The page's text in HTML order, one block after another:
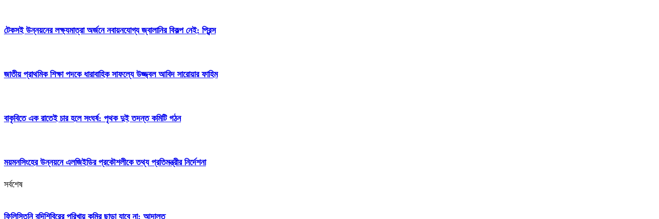
টেকসই উন্নয়নের লক্ষ্যমাত্রা অর্জনে নবায়নযোগ্য জ্বালানির বিকল্প নেই: প্রিন্স
জাতীয় প্রাথমিক শিক্ষা পদকে ধারাবাহিক সাফল্যে উজ্জ্বল আবিদ সারোয়ার ফাহিম
বাকৃবিতে এক রাতেই চার হলে সংঘর্ষ: পৃথক দুই তদন্ত কমিটি গঠন
ময়মনসিংহের উন্নয়নে এলজিইডির প্রকৌশলীকে তথ্য প্রতিমন্ত্রীর নির্দেশনা
সর্বশেষ
ফিলিস্তিনি বন্দিশিবিরের পরিখায় কুমির ছাড়া যাবে না: আদালত